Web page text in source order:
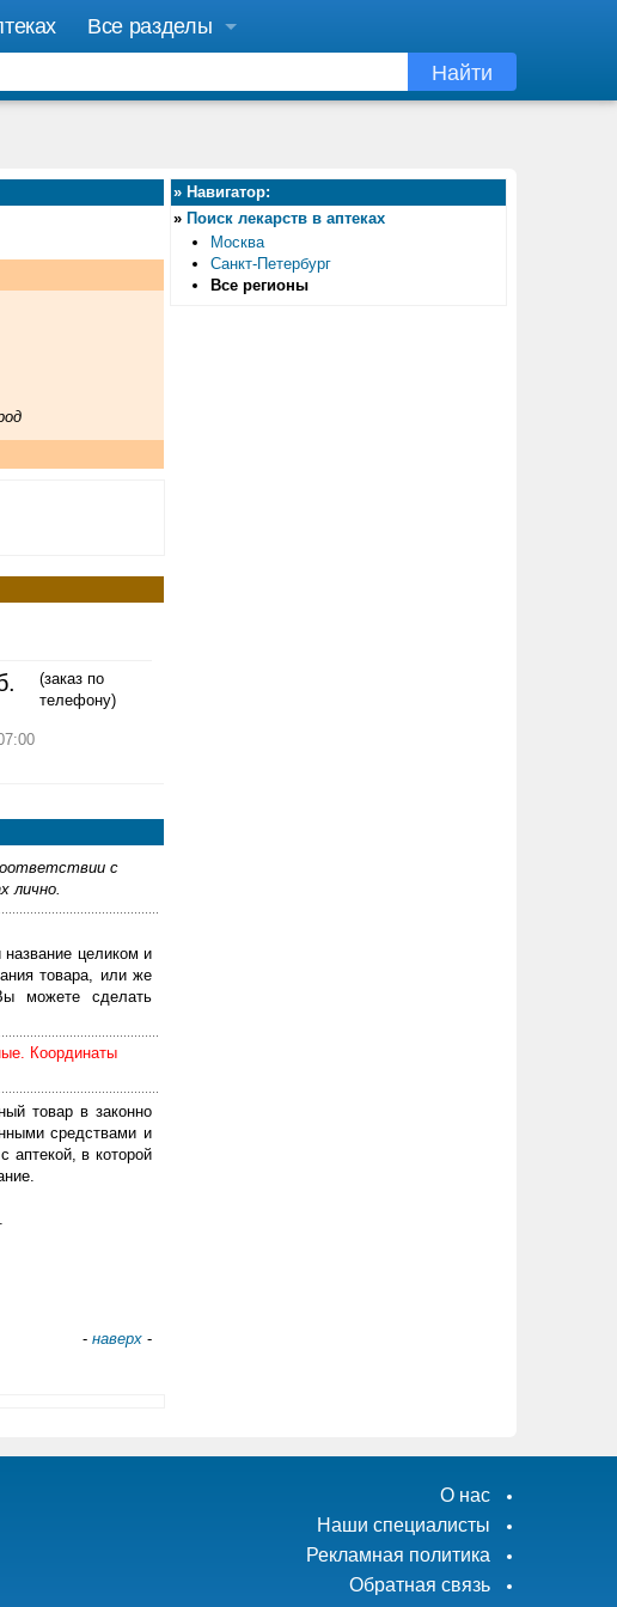
Все разделы
Найти
(заказ по
телефону)
с
лично.
целиком и
товара, или же
можете сделать
Координаты
товар в законно
средствами и
аптекой, в которой
- наверх -
» Навигатор:
» Поиск лекарств в аптеках
Москва
Санкт-Петербург
Все регионы
О нас
Наши специалисты
Рекламная политика
Обратная связь